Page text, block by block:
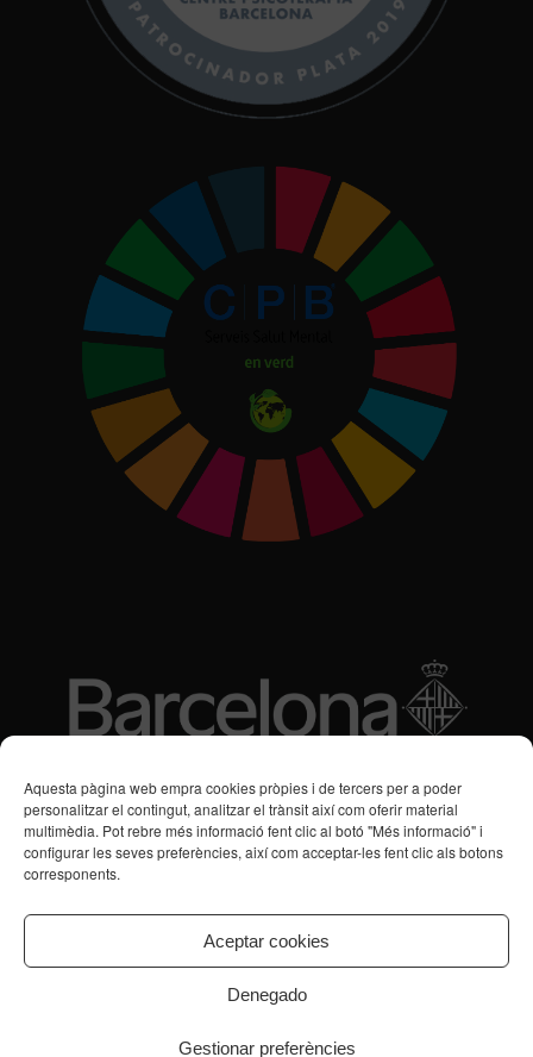
Aquesta pàgina web empra cookies pròpies i de tercers per a poder
personalitzar el contingut, analitzar el trànsit així com oferir material
multimèdia. Pot rebre més informació fent clic al botó "Més informació" i
configurar les seves preferències, així com acceptar-les fent clic als botons
corresponents.
Aceptar cookies
Denegado
Gestionar preferències
Subvencions des de 2016
Programa de Vacances/Suport Respir Familiar
Transtorns de Salut Mental